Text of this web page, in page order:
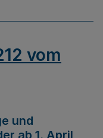
vom
und
ab 1. April